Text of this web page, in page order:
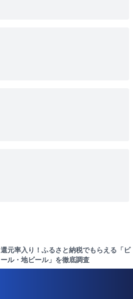
還元率入り！ふるさと納税でもらえる「ビ
ール・地ビール」を徹底調査